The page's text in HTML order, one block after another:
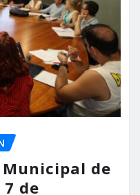
Municipal de
de